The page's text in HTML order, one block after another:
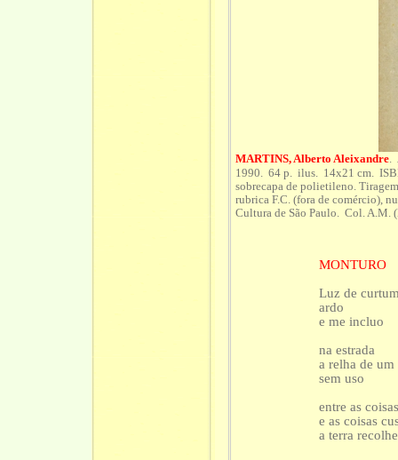
MARTINS, Alberto Aleixandre
1990. 64 p. ilus. 14x21 cm.
sobrecapa de polietileno.
rubrica F.C. (fora de comércio),
Cultura de São Paulo. Col. A.M.
MONTURO
Luz de
ardo
e me incluo
na estrada
a relha de um
sem uso
entre as
e as coisas
a terra